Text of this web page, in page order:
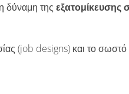
δύναμη της εξατομίκευσης
(job designs) και το